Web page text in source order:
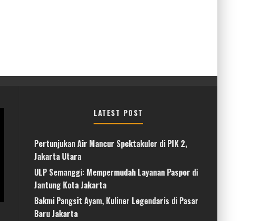
LATEST POST
Pertunjukan Air Mancur Spektakuler di PIK 2,
Jakarta Utara
ULP Semanggi: Mempermudah Layanan Paspor di
Jantung Kota Jakarta
Bakmi Pangsit Ayam, Kuliner Legendaris di Pasar
Baru Jakarta